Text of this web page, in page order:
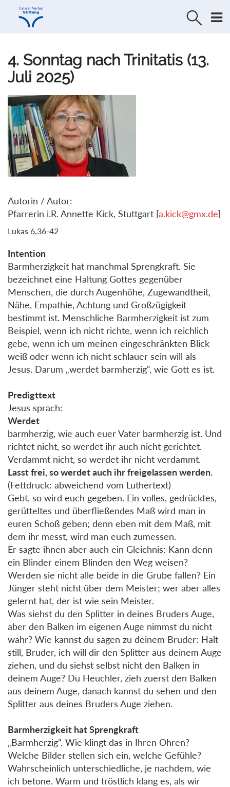
Direkt
Direkt
4. Sonntag nach Trinitatis (13.
Juli 2025)
Autorin / Autor:
Pfarrerin i.R. Annette Kick, Stuttgart [a.kick@gmx.de]
Lukas 6,36-42
Intention
Barmherzigkeit hat manchmal Sprengkraft. Sie
bezeichnet eine Haltung Gottes gegenüber
Menschen, die durch Augenhöhe, Zugewandtheit,
Nähe, Empathie, Achtung und Großzügigkeit
bestimmt ist. Menschliche Barmherzigkeit ist zum
Beispiel, wenn ich nicht richte, wenn ich reichlich
gebe, wenn ich um meinen eingeschränkten Blick
weiß oder wenn ich nicht schlauer sein will als
Jesus. Darum „werdet barmherzig“, wie Gott es ist.
Predigttext
Jesus sprach:
Werdet
barmherzig, wie auch euer Vater barmherzig ist. Und
richtet nicht, so werdet ihr auch nicht gerichtet.
Verdammt nicht, so werdet ihr nicht verdammt.
Lasst frei, so werdet auch ihr freigelassen werden.
(Fettdruck: abweichend vom Luthertext)
Gebt, so wird euch gegeben. Ein volles, gedrücktes,
gerütteltes und überfließendes Maß wird man in
euren Schoß geben; denn eben mit dem Maß, mit
dem ihr messt, wird man euch zumessen.
Er sagte ihnen aber auch ein Gleichnis: Kann denn
ein Blinder einem Blinden den Weg weisen?
Werden sie nicht alle beide in die Grube fallen? Ein
Jünger steht nicht über dem Meister; wer aber alles
gelernt hat, der ist wie sein Meister.
Was siehst du den Splitter in deines Bruders Auge,
aber den Balken im eigenen Auge nimmst du nicht
wahr? Wie kannst du sagen zu deinem Bruder: Halt
still, Bruder, ich will dir den Splitter aus deinem Auge
ziehen, und du siehst selbst nicht den Balken in
deinem Auge? Du Heuchler, zieh zuerst den Balken
aus deinem Auge, danach kannst du sehen und den
Splitter aus deines Bruders Auge ziehen.
Barmherzigkeit hat Sprengkraft
„Barmherzig“. Wie klingt das in Ihren Ohren?
Welche Bilder stellen sich ein, welche Gefühle?
Wahrscheinlich unterschiedliche, je nachdem, wie
ich betone. Warm und tröstlich klang es, als wir